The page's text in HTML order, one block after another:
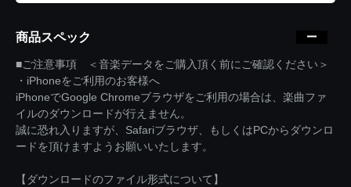
商品スペック
■ご注意事項 ＜音楽データをご購入頂く前にご確認ください＞
・iPhoneをご利用のお客様へ
iPhoneでGoogle Chromeブラウザをご利用の場合は、楽曲ファ
イルのダウンロードが行えません。
誠に恐れ入りますが、Safariブラウザ、もしくはPCからダウンロ
ードを頂けますようお願いいたします。
【ダウンロードのファイル形式について】